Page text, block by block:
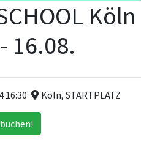
Köln
16.08.
16:30 Köln, STARTPLATZ